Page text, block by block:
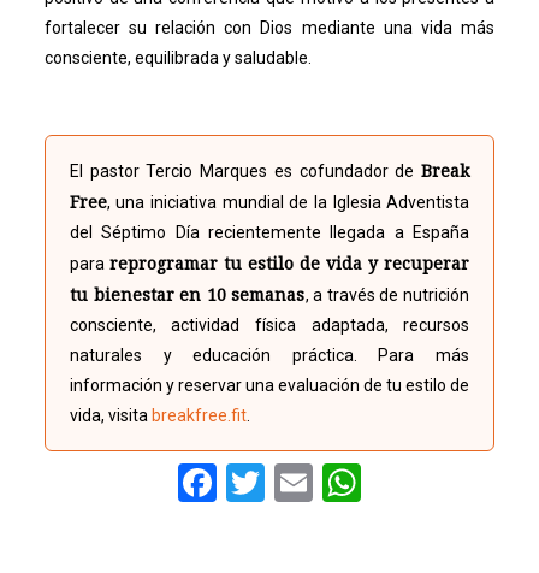
fortalecer su relación con Dios mediante una vida más
consciente, equilibrada y saludable.
El pastor Tercio Marques es cofundador deBreak
Free, una iniciativa mundial de la Iglesia Adventista
del Séptimo Día recientemente llegada a España
para reprogramar tu estilo de vida y recuperar
tu bienestar en 10 semanas, a través de nutrición
consciente, actividad física adaptada, recursos
naturales y educación práctica. Para más
información y reservar una evaluación de tu estilo de
vida, visita breakfree.fit.
Facebook
Twitter
Email